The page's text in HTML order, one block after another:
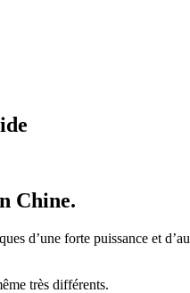
Chine.
d’une forte puissance et
très différents.